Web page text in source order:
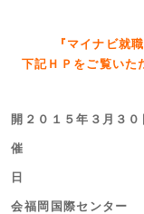
『マイナビ就
下記ＨＰをご覧いた
開
催
日
２０１５年３月３
会福岡国際センター